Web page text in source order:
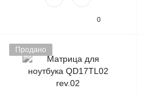
0
Продано